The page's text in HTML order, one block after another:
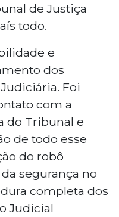
de Justiça
todo.
e
dos
Foi
com a
do Tribunal e
de todo esse
do robô
segurança no
completa dos
Judicial